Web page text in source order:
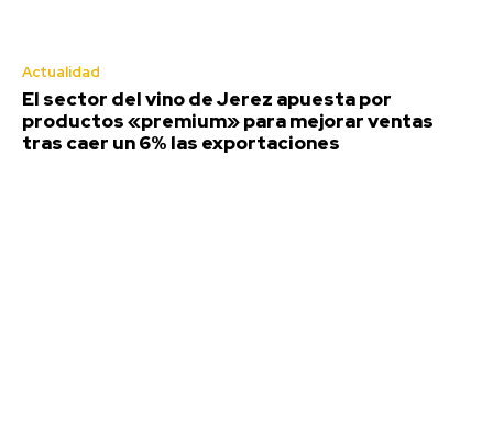
Actualidad
El sector del vino de Jerez apuesta por
productos «premium» para mejorar ventas
tras caer un 6% las exportaciones